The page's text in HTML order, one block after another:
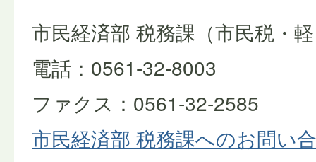
市民経済部 税務課（市民税・
電話：0561-32-8003
ファクス：0561-32-2585
市民経済部 税務課へのお問い